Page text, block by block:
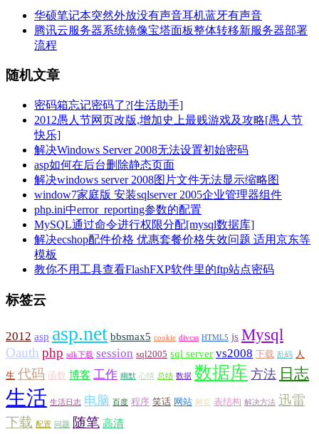
华硕笔记本突然外放没有声音耳机蓝牙有声音
腾讯云服务器系统镜像宝塔面板整体转移新服务器部署
流程
随机文章
密码箱忘记密码了?[生活助手]
2012愚人节网页改版,增加史上最贱游戏及攻略[愚人节
快乐]
解决Windows Server 2008无法设置初始密码
asp如何在后台删除静态页面
解决windows server 2008图片文件无法显示缩略图
window7家庭版 安装sqlserver 2005企业管理器组件
php.ini中error_reporting参数的配置
MySQL通过命令进行权限分配[mysql数据库]
解决ecshop配件价格 优惠套餐价格失效问题 适用京东等
模板
教你不用工具查看FlashFXP软件里的ftp站点密码
标签云
2012 asp asp.net bbsmax5 cookie divcss HTML5 js Mysql
Oauth php sdk下载 session sql2005 sql server vs2008 下载 乱码 人
生 代码 函数 博客 工作 幽默 心情 总结 数据 数据库 方法 日志
生活 生活日志 电脑 百度 程序 笑话 网站 网页 表结构 解决方法 迅雷
下载 配置 问题 随笔 高清